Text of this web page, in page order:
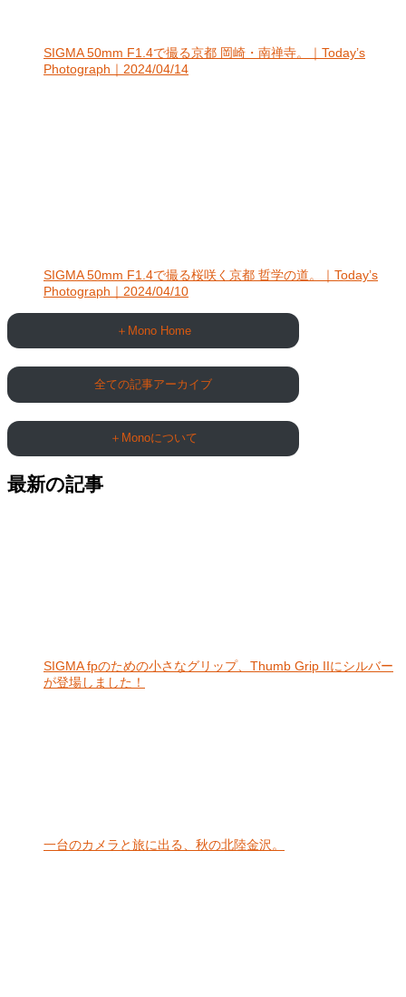
SIGMA 50mm F1.4で撮る京都 岡崎・南禅寺。｜Today’s
Photograph｜2024/04/14
SIGMA 50mm F1.4で撮る桜咲く京都 哲学の道。｜Today’s
Photograph｜2024/04/10
＋Mono Home
全ての記事アーカイブ
＋Monoについて
最新の記事
SIGMA fpのための小さなグリップ、Thumb Grip IIにシルバー
が登場しました！
一台のカメラと旅に出る、秋の北陸金沢。